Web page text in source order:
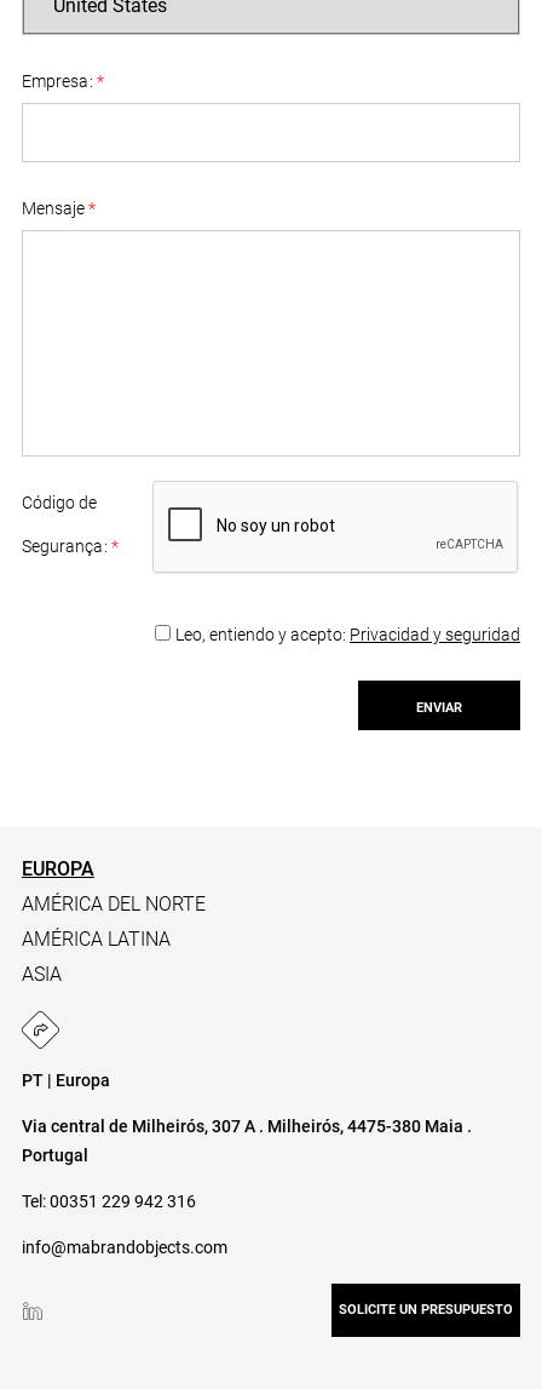
Empresa: *
Mensaje*
Código de
Segurança: *
Leo, entiendo y acepto: Privacidad y seguridad
EUROPA
AMÉRICA DEL NORTE
AMÉRICA LATINA
ASIA
PT | Europa
Via central de Milheirós, 307 A . Milheirós, 4475-380 Maia .
Portugal
Tel: 00351 229 942 316
info@mabrandobjects.com
SOLICITE UN PRESUPUESTO